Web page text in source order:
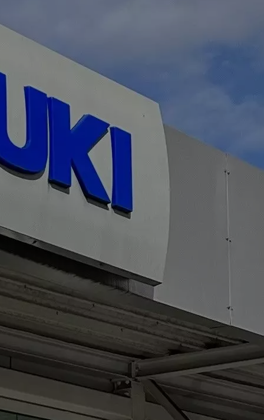
5,6 l/100km; kombinierter Wert der CO₂-Emission: 127 g/km;
CO₂-Klasse: D
S-Cross 1.4 BOOSTERJET HYBRID
Edition
Verbrauchswerte: kombinierter Energieverbrauch 5,4
l/100 km; kombinierter Wert der CO2-Emission: 121
g/km; CO2-Klasse: D
S-Cross 1.4 BOOSTERJET HYBRID
Comfort
Verbrauchswerte: kombinierter Energieverbrauch
5,4 l/100 km; kombinierter Wert der CO2-Emission: 121
g/km; CO2-Klasse: D
S-Cross 1.4 BOOSTERJET HYBRID AT
ComfortVerbrauchswerte: kombinierter Energieverbrauch
5,8 l/100 km; kombinierter Wert der CO2-Emission: 132
g/km; CO2-Klasse: D
Comfort
Verbrauchswerte: kombinierter Energieverbrauch
5,6 l/100 km; kombinierter Wert der CO2-Emission: 131
g/km; CO2-Klasse: D
S-Cross 1.4 BOOSTERJET HYBRID ALLGRIP
Comfort+Verbrauchswerte: kombinierter Energieverbrauch
5,7 l/100 km; kombinierter Wert der CO2-Emission: 131
g/km; CO2-Klasse: D
S-Cross 1.4 BOOSTERJET HYBRID ALLGRIP AT
Comfort+Verbrauchswerte: kombinierter Energieverbrauch
6,1 l/100 km; kombinierter Wert der CO2-Emission: 141
g/km; CO2-Klasse: E
Swace 1.8 HYBRID CVT Comfort+Verbrauchswerte:
kombinierter Energieverbrauch 4,5 l/100km; kombinierter
Wert der CO2-Emission: 102 g/km; CO2-Klasse: C.